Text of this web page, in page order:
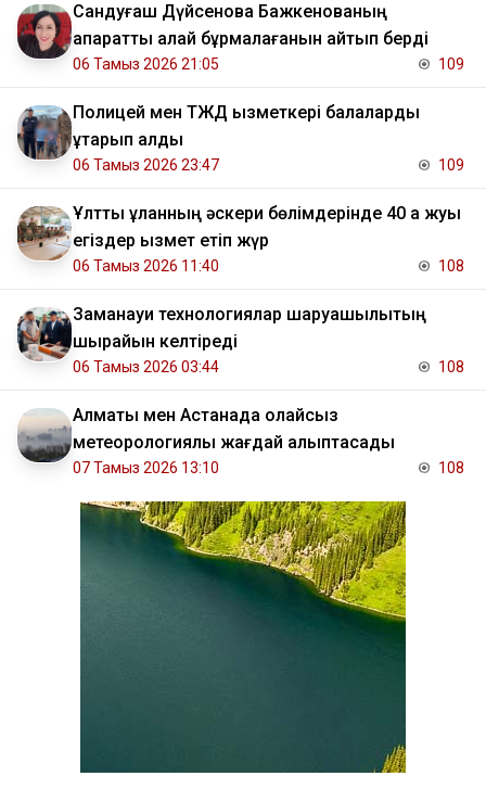
Сандуғаш Дүйсенова Бажкенованың
ақпаратты қалай бұрмалағанын айтып берді
06 Тамыз 2026 21:05 109
Полицей мен ТЖД қызметкері балаларды
құтқарып қалды
06 Тамыз 2026 23:47 109
Ұлттық ұланның әскери бөлімдерінде 40 қа жуық
егіздер қызмет етіп жүр
06 Тамыз 2026 11:40 108
Заманауи технологиялар шаруашылықтың
шырайын келтіреді
06 Тамыз 2026 03:44 108
Алматы мен Астанада қолайсыз
метеорологиялық жағдай қалыптасады
07 Тамыз 2026 13:10 108